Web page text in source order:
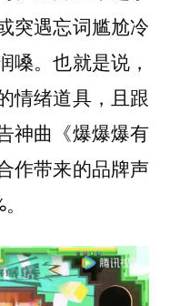
突遇忘词尴尬冷
嗓。也就是说，
情绪道具，且跟
神曲《爆爆爆有
作带来的品牌声